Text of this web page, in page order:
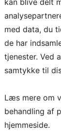
du er i tvivl,
kan blive delt
med data, du
de har
tjenester. Ved
samtykke til
Læs mere om
behandling af
hjemmeside.